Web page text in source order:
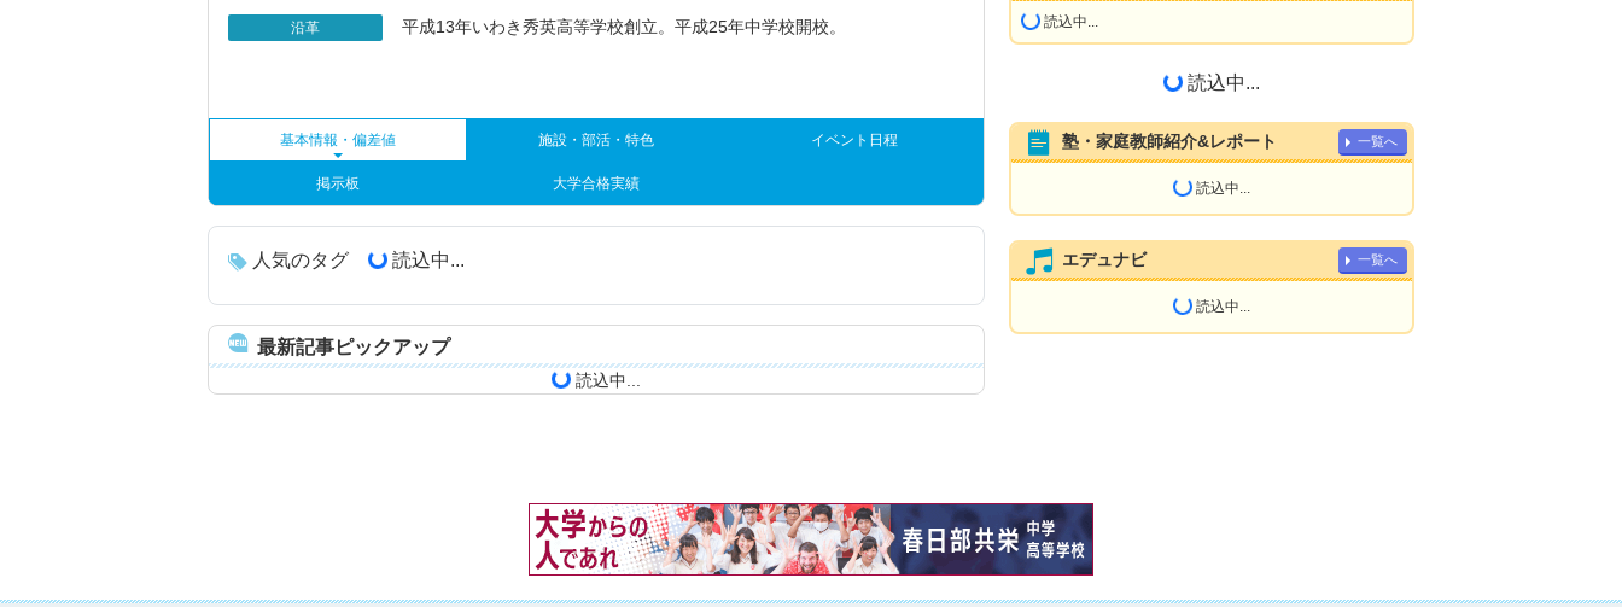
沿革 平成13年いわき秀英高等学校創立。平成25年中学校開校。
基本情報・偏差値 施設・部活・特色 イベント日程
掲示板 大学合格実績
人気のタグ 読込中...
最新記事ピックアップ
読込中...
読込中...
読込中...
塾・家庭教師紹介&レポート 一覧へ
読込中...
エデュナビ 一覧へ
読込中...